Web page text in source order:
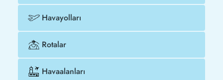
Havayolları
Rotalar
Havaalanları